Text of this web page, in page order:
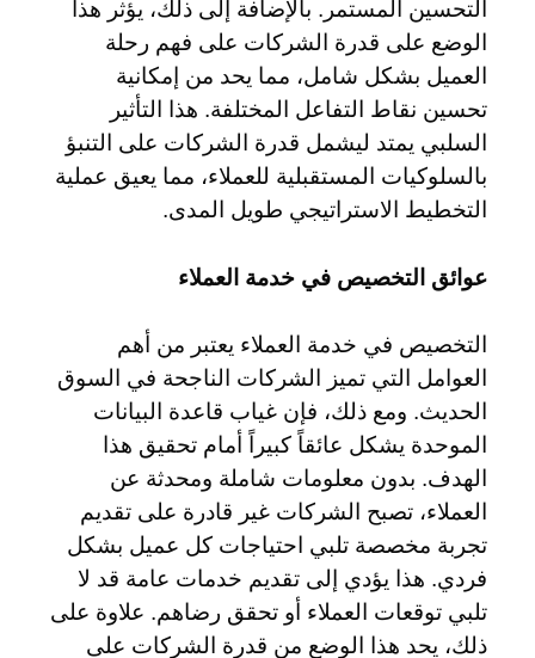
التحسين المستمر. بالإضافة إلى ذلك، يؤثر هذا
الوضع على قدرة الشركات على فهم رحلة
العميل بشكل شامل، مما يحد من إمكانية
تحسين نقاط التفاعل المختلفة. هذا التأثير
السلبي يمتد ليشمل قدرة الشركات على التنبؤ
بالسلوكيات المستقبلية للعملاء، مما يعيق عملية
التخطيط الاستراتيجي طويل المدى.
عوائق التخصيص في خدمة العملاء
التخصيص في خدمة العملاء يعتبر من أهم
العوامل التي تميز الشركات الناجحة في السوق
الحديث. ومع ذلك، فإن غياب قاعدة البيانات
الموحدة يشكل عائقاً كبيراً أمام تحقيق هذا
الهدف. بدون معلومات شاملة ومحدثة عن
العملاء، تصبح الشركات غير قادرة على تقديم
تجربة مخصصة تلبي احتياجات كل عميل بشكل
فردي. هذا يؤدي إلى تقديم خدمات عامة قد لا
تلبي توقعات العملاء أو تحقق رضاهم. علاوة على
ذلك، يحد هذا الوضع من قدرة الشركات على